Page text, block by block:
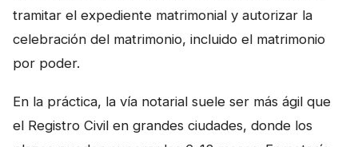
tramitar el expediente matrimonial y autorizar la
celebración del matrimonio, incluido el matrimonio
por poder.
En la práctica, la vía notarial suele ser más ágil que
el Registro Civil en grandes ciudades, donde los